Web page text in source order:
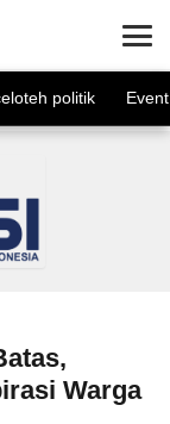
politik Event
Warga